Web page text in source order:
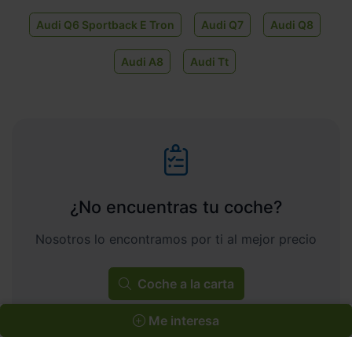
Audi Q6 Sportback E Tron Audi Q7 Audi Q8
Audi A8 Audi Tt
¿No encuentras tu coche?
Nosotros lo encontramos por ti al mejor precio
Coche a la carta
Me interesa